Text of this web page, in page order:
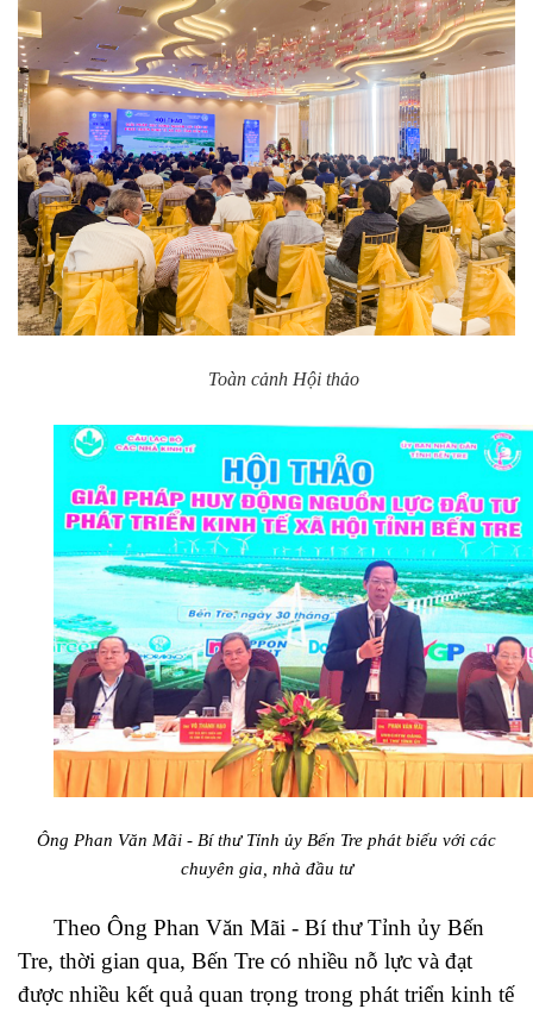
Toàn cảnh Hội thảo
Ông Phan Văn Mãi - Bí thư Tỉnh ủy Bến Tre phát biểu với các
chuyên gia, nhà đầu tư
Theo Ông Phan Văn Mãi - Bí thư Tỉnh ủy Bến
Tre, thời gian qua, Bến Tre có nhiều nỗ lực và đạt
được nhiều kết quả quan trọng trong phát triển kinh tế